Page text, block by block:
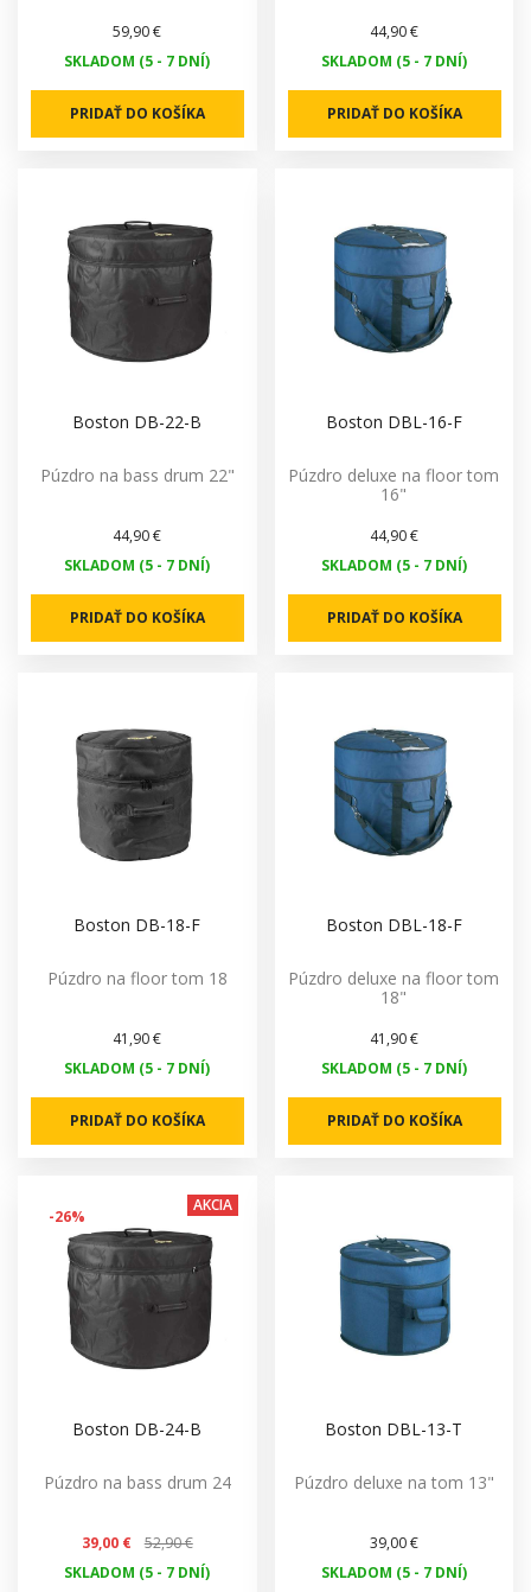
59,90 €
SKLADOM (5 - 7 DNÍ)
PRIDAŤ DO KOŠÍKA
44,90 €
SKLADOM (5 - 7 DNÍ)
PRIDAŤ DO KOŠÍKA
Boston DB-22-B
Púzdro na bass drum 22"
44,90 €
SKLADOM (5 - 7 DNÍ)
PRIDAŤ DO KOŠÍKA
Boston DBL-16-F
Púzdro deluxe na floor tom
16"
44,90 €
SKLADOM (5 - 7 DNÍ)
PRIDAŤ DO KOŠÍKA
Boston DB-18-F
Púzdro na floor tom 18
41,90 €
SKLADOM (5 - 7 DNÍ)
PRIDAŤ DO KOŠÍKA
Boston DBL-18-F
Púzdro deluxe na floor tom
18"
41,90 €
SKLADOM (5 - 7 DNÍ)
PRIDAŤ DO KOŠÍKA
-26%
AKCIA
Boston DB-24-B
Púzdro na bass drum 24
39,00 €
52,90 €
SKLADOM (5 - 7 DNÍ)
Boston DBL-13-T
Púzdro deluxe na tom 13"
39,00 €
SKLADOM (5 - 7 DNÍ)